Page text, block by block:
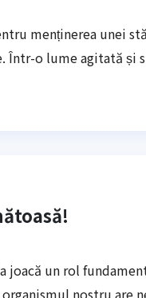
menținerea unei
Într-o lume agitată și
joacă un rol
nostru are